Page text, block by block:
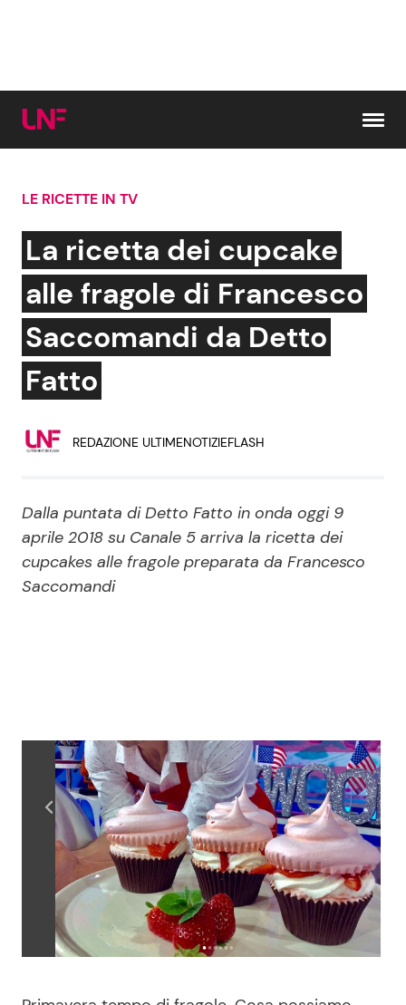
Cerca:
News e Cronaca
Attualità Italiana
Dal Mondo
Politica
Gossip e TV
Bellezze VIP
Reality e Talent
News Spettacolo
Benessere
Casa
Moda e Style
Cucina e Ricette
Consigli di Cucina
Dolci
LE RICETTE IN TV
La ricetta dei cupcake
alle fragole di Francesco
Saccomandi da Detto
Fatto
REDAZIONE ULTIMENOTIZIEFLASH
Dalla puntata di Detto Fatto in onda oggi 9
aprile 2018 su Canale 5 arriva la ricetta dei
cupcakes alle fragole preparata da Francesco
Saccomandi